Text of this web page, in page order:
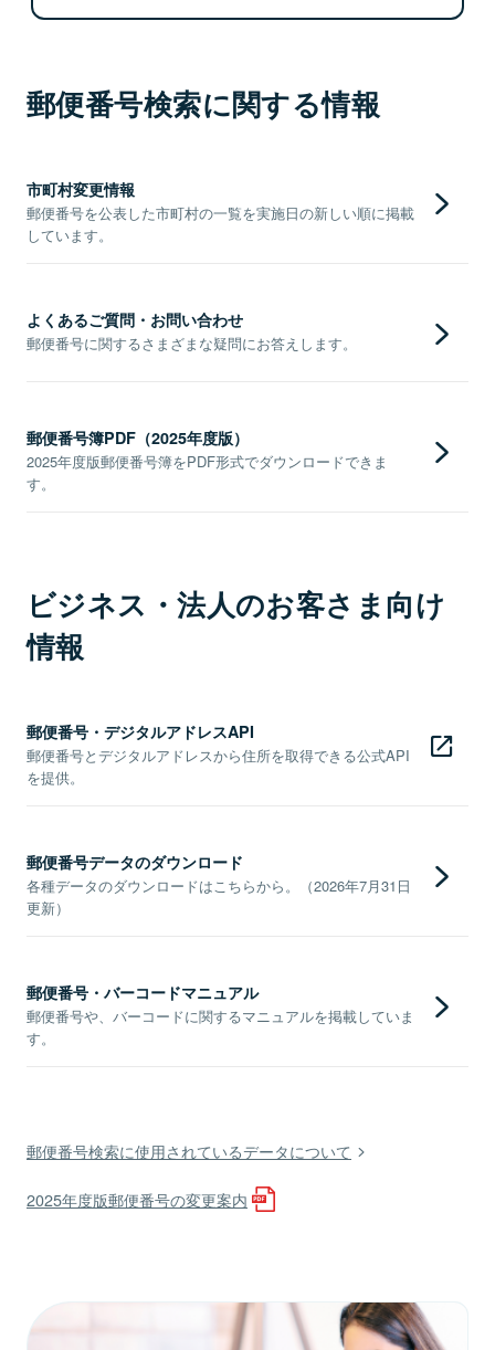
郵便番号検索に関する情報
市町村変更情報
郵便番号を公表した市町村の一覧を実施日の新しい順に掲載
しています。
よくあるご質問・お問い合わせ
郵便番号に関するさまざまな疑問にお答えします。
郵便番号簿PDF（2025年度版）
2025年度版郵便番号簿をPDF形式でダウンロードできま
す。
ビジネス・法人のお客さま向け
情報
郵便番号・デジタルアドレスAPI
郵便番号とデジタルアドレスから住所を取得できる公式API
を提供。
郵便番号データのダウンロード
各種データのダウンロードはこちらから。（2026年7月31日
更新）
郵便番号・バーコードマニュアル
郵便番号や、バーコードに関するマニュアルを掲載していま
す。
郵便番号検索に使用されているデータについて
2025年度版郵便番号の変更案内